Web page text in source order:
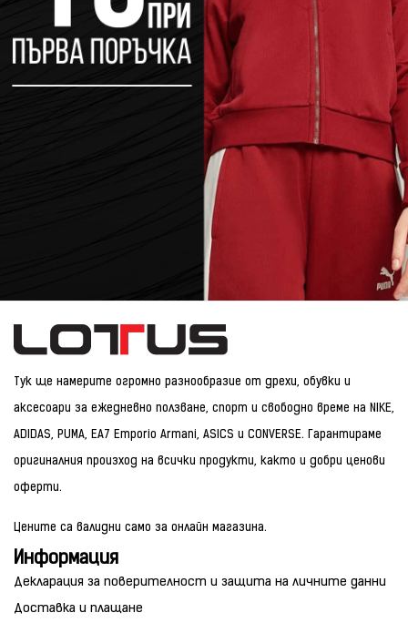
Тук ще намерите огромно разнообразие от дрехи, обувки и
аксесоари за ежедневно ползване, спорт и свободно време на NIKE,
ADIDAS, PUMA, EA7 Emporio Armani, ASICS и CONVERSE. Гарантираме
оригиналния произход на всички продукти, както и добри ценови
оферти.
Цените са валидни само за онлайн магазина.
Информация
Декларация за поверителност и защита на личните данни
Доставка и плащане